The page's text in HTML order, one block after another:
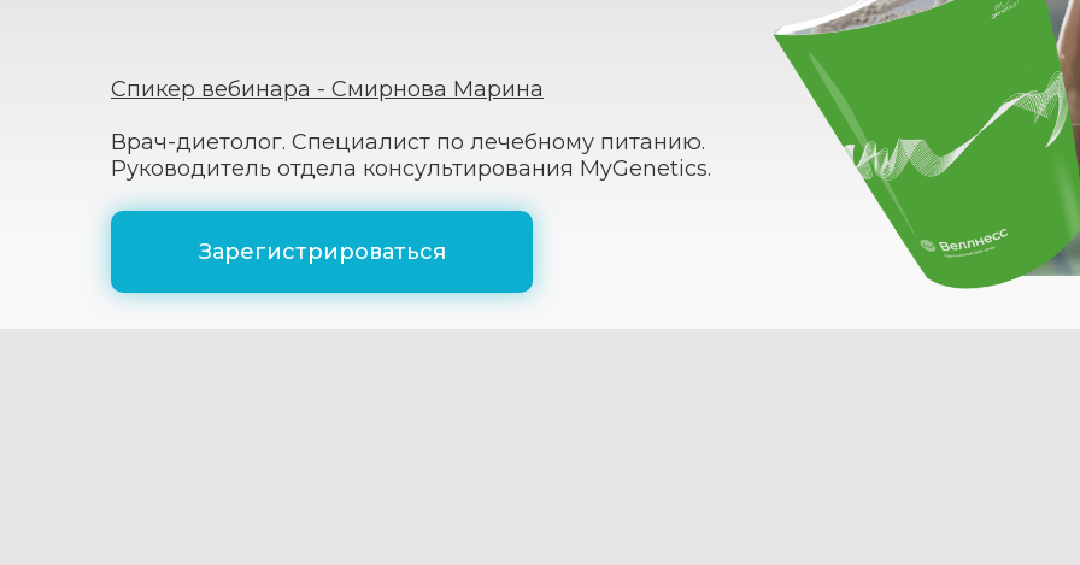
Спикер вебинара - Смирнова Марина
Врач-диетолог. Специалист по лечебному питанию.
Руководитель отдела консультирования MyGenetics.
Зарегистрироваться